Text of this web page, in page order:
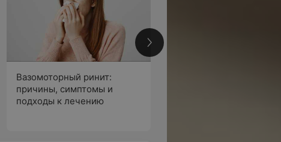
Вазомоторный ринит:
причины, симптомы и
подходы к лечению